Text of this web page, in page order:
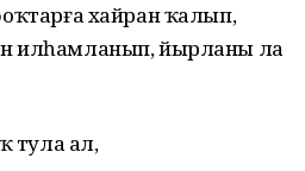
хайран ҡалып,
илһамланып, йырланы ла
тула ал,